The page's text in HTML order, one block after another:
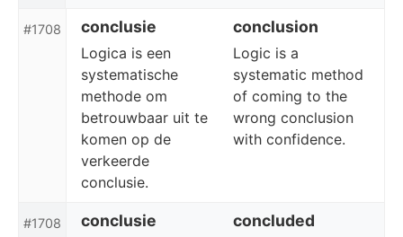
#1708 conclusie conclusion
Logica is een
systematische
methode om
betrouwbaar uit te
komen op de
verkeerde
conclusie.
Logic is a
systematic method
of coming to the
wrong conclusion
with confidence.
#1708 conclusie concluded